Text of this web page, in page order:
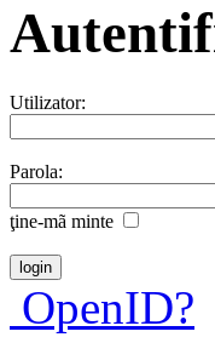
Utilizator:
Parola:
ţine-mã minte
OpenID?